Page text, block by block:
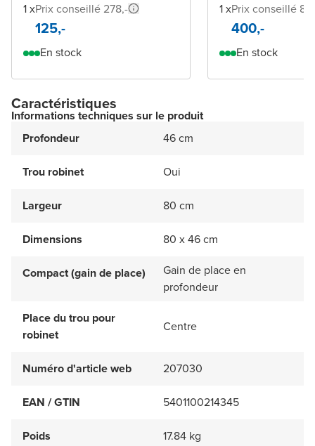
1 xPrix conseillé 278,-
125,-
En stock
1 xPrix conseillé
400,-
En stock
Caractéristiques
Informations techniques sur le produit
Profondeur
46 cm
Trou robinet Oui
Largeur 80 cm
Dimensions 80 x 46 cm
Compact (gain de place)
Gain de place en
profondeur
Place du trou pour
robinet
Centre
Numéro d'article web 207030
EAN / GTIN 5401100214345
Poids 17.84 kg